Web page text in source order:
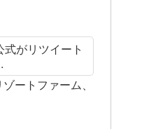
がリツイート
ートファーム、